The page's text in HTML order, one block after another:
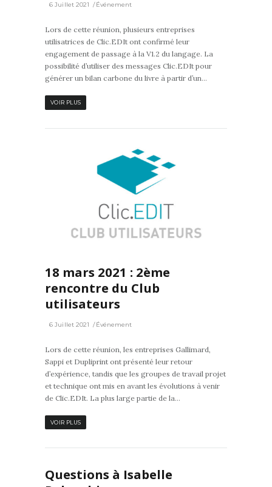
6 Juillet 2021 Événement
Lors de cette réunion, plusieurs entreprises
utilisatrices de Clic.EDIt ont confirmé leur
engagement de passage à la V1.2 du langage. La
possibilité d’utiliser des messages Clic.EDIt pour
générer un bilan carbone du livre à partir d’un...
VOIR PLUS
18 mars 2021 : 2ème
rencontre du Club
utilisateurs
6 Juillet 2021 Événement
Lors de cette réunion, les entreprises Gallimard,
Sappi et Dupliprint ont présenté leur retour
d’expérience, tandis que les groupes de travail projet
et technique ont mis en avant les évolutions à venir
de Clic.EDIt. La plus large partie de la...
VOIR PLUS
Questions à Isabelle